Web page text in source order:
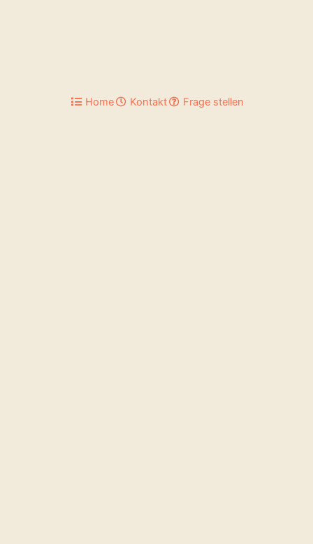
Home Kontakt Frage stellen